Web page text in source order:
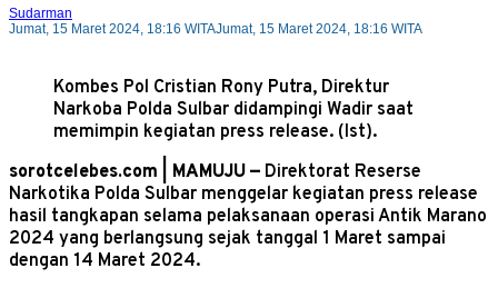
Sudarman
Jumat, 15 Maret 2024, 18:16 WITAJumat, 15 Maret 2024, 18:16 WITA
Kombes Pol Cristian Rony Putra, Direktur
Narkoba Polda Sulbar didampingi Wadir saat
memimpin kegiatan press release. (Ist).
sorotcelebes.com | MAMUJU — Direktorat Reserse
Narkotika Polda Sulbar menggelar kegiatan press release
hasil tangkapan selama pelaksanaan operasi Antik Marano
2024 yang berlangsung sejak tanggal 1 Maret sampai
dengan 14 Maret 2024.